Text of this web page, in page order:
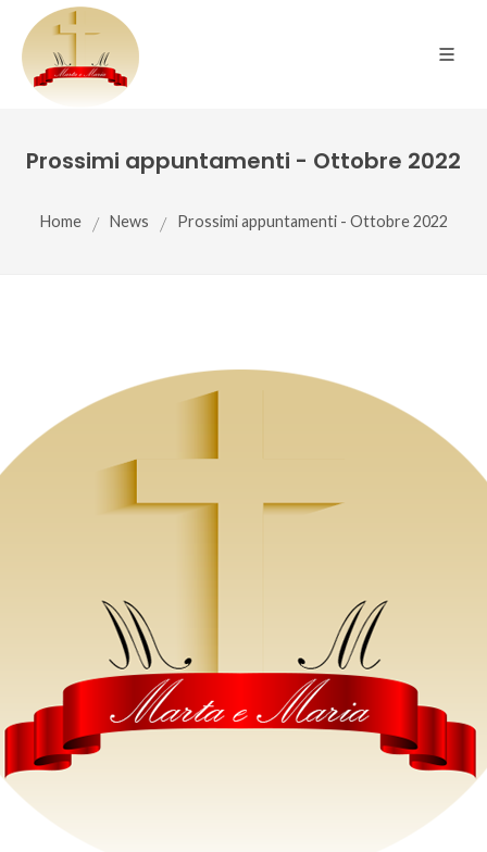
Prossimi appuntamenti - Ottobre 2022
Home / News / Prossimi appuntamenti - Ottobre 2022